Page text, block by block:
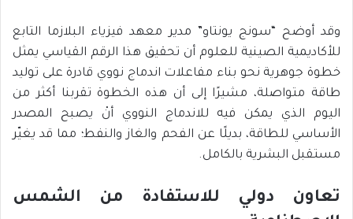
وقد أوضح “سونج يونتاو” مدير معهد فيزياء البلازما التابع
للأكاديمية الصينية للعلوم أن تحقيق هذا الرقم القياسي يمثل
خطوة جوهرية نحو بناء مفاعلات اندماج نووي قادرة على توليد
طاقة متواصلة، مشيرًا إلى أن هذه الخطوة تقربنا أكثر من
اليوم الذي يمكن فيه للاندماج النووي أنْ يصبح المصدر
الأساسي للطاقة، بديلًا عن الفحم والغاز والنفط؛ مما قد يغيّر
مستقبل البشرية بالكامل.
تعاون دولي للاستفادة من الشمس